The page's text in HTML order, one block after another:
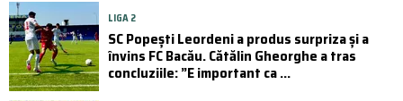
LIGA 2
SC Popești Leordeni a produs surpriza și a
învins FC Bacău. Cătălin Gheorghe a tras
concluziile: ”E important ca ...